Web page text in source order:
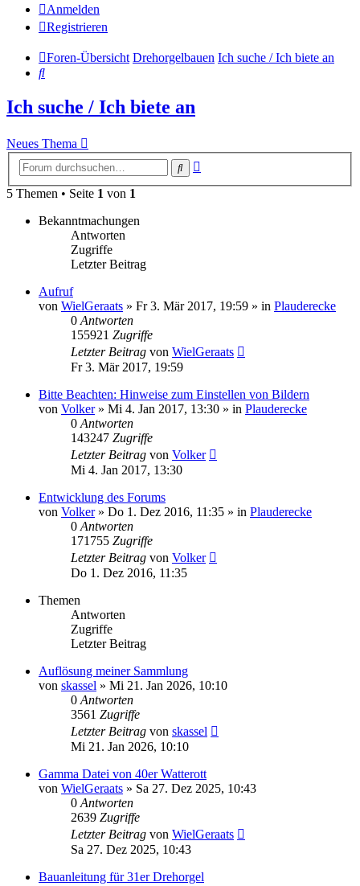
Anmelden
Registrieren
Foren-Übersicht Drehorgelbauen Ich suche / Ich biete an
Suche
Ich suche / Ich biete an
Neues Thema
Suche
5 Themen • Seite 1 von 1
Bekanntmachungen
Antworten
Zugriffe
Letzter Beitrag
Aufruf
von WielGeraats » Fr 3. Mär 2017, 19:59 » in Plauderecke
0Antworten
155921 Zugriffe
Letzter Beitrag von WielGeraats
Fr 3. Mär 2017, 19:59
Bitte Beachten: Hinweise zum Einstellen von Bildern
von Volker» Mi 4. Jan 2017, 13:30 » in Plauderecke
0Antworten
143247 Zugriffe
Letzter Beitrag von Volker
Mi 4. Jan 2017, 13:30
Entwicklung des Forums
von Volker» Do 1. Dez 2016, 11:35 » in Plauderecke
0Antworten
171755 Zugriffe
Letzter Beitrag von Volker
Do 1. Dez 2016, 11:35
Themen
Antworten
Zugriffe
Letzter Beitrag
Auflösung meiner Sammlung
von skassel » Mi 21. Jan 2026, 10:10
0Antworten
3561 Zugriffe
Letzter Beitrag von skassel
Mi 21. Jan 2026, 10:10
Gamma Datei von 40er Watterott
von WielGeraats » Sa 27. Dez 2025, 10:43
0Antworten
2639 Zugriffe
Letzter Beitrag von WielGeraats
Sa 27. Dez 2025, 10:43
Bauanleitung für 31er Drehorgel